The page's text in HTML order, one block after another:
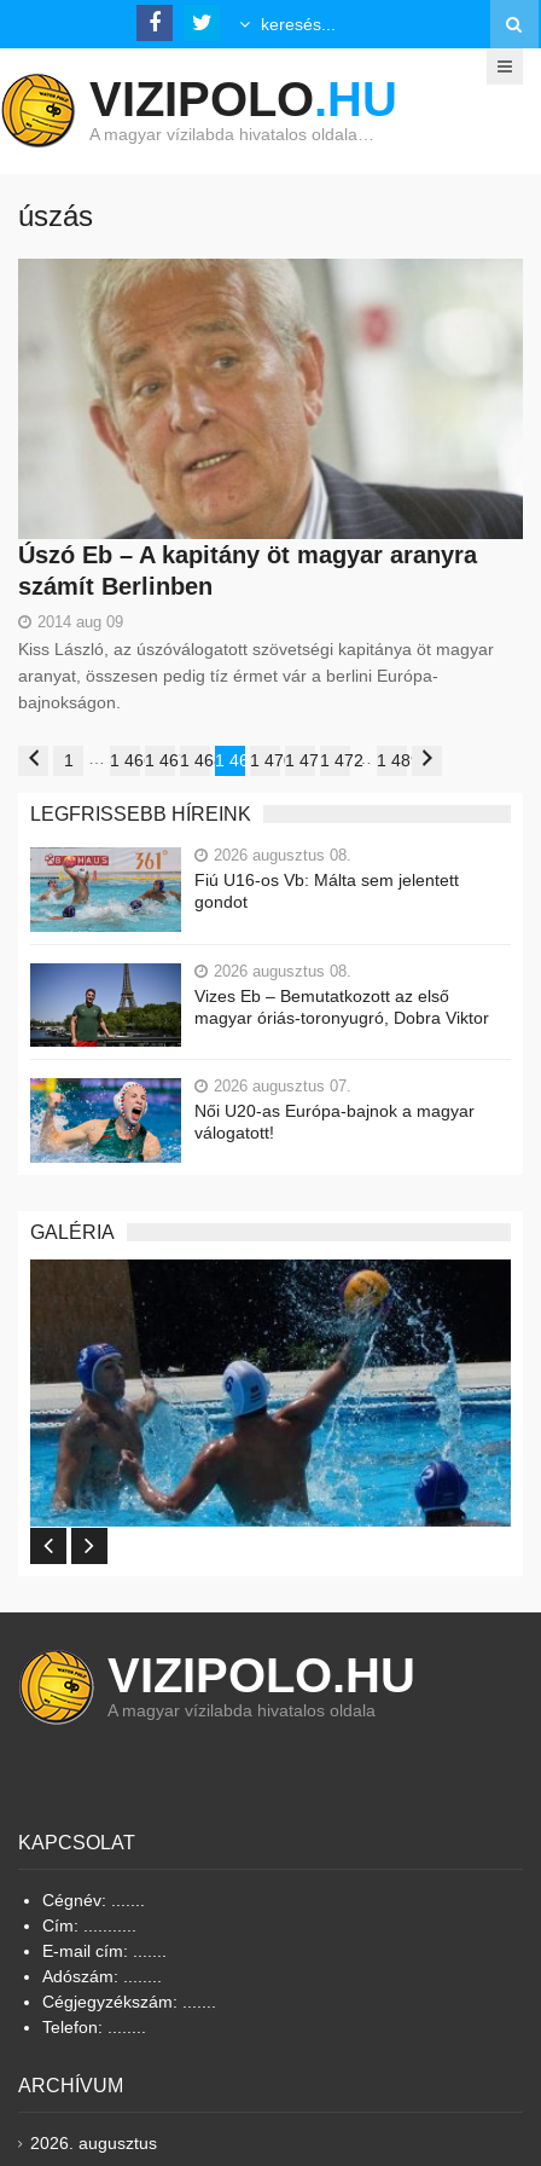
VIZIPOLO.HU
A magyar vízilabda hivatalos oldala…
úszás
Úszó Eb – A kapitány öt magyar aranyra
számít Berlinben
2014 aug 09
Kiss László, az úszóválogatott szövetségi kapitánya öt magyar
aranyat, összesen pedig tíz érmet vár a berlini Európa-
bajnokságon.
1 … 1 4661 4671 4681 4691 4701 4711 472… 1 489
LEGFRISSEBB HÍREINK
2026 augusztus 08.
Fiú U16-os Vb: Málta sem jelentett
gondot
2026 augusztus 08.
Vizes Eb – Bemutatkozott az első
magyar óriás-toronyugró, Dobra Viktor
2026 augusztus 07.
Női U20-as Európa-bajnok a magyar
válogatott!
GALÉRIA
VIZIPOLO.HU
A magyar vízilabda hivatalos oldala
KAPCSOLAT
Cégnév: .......
Cím: ...........
E-mail cím: .......
Adószám: ........
Cégjegyzékszám: .......
Telefon: ........
ARCHÍVUM
2026. augusztus